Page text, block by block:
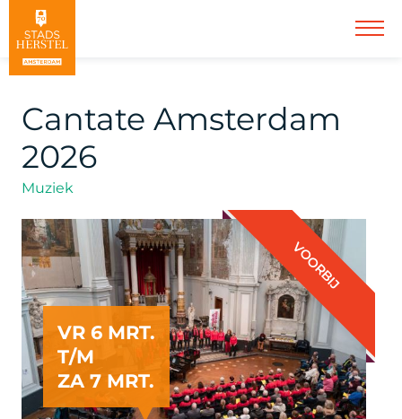
Cantate Amsterdam
2026
Muziek
VR 6 MRT.
T/M
ZA 7 MRT.
VOORBIJ